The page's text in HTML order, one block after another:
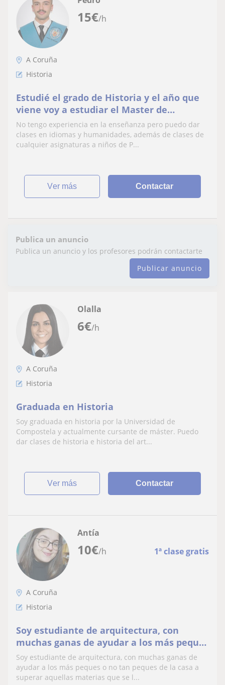
15€/h
A Coruña
Historia
Estudié el grado de Historia y el año que
viene voy a estudiar el Master de
profesorado de humanidades. También se
inglés.
No tengo experiencia en la enseñanza pero puedo dar
clases en idiomas y humanidades, además de clases de
cualquier asignaturas a niños de P...
ver más Contactar
Publica un anuncio
Publica un anuncio y los profesores podrán contactarte
Publicar anuncio
6€/h
Olalla
A Coruña
Historia
Graduada en Historia
Soy graduada en historia por la Universidad de
Compostela y actualmente cursante de máster. Puedo
dar clases de historia e historia del art...
ver más Contactar
10€/h 1ª clase gratis
Antía
A Coruña
Historia
Soy estudiante de arquitectura, con
muchas ganas de ayudar a los más peques
o no tan peques de la casa a superar
aquellas materias que se le atascan.
Primaria y Eso -historia, coñecemento,
Soy estudiante de arquitectura, con muchas ganas de
ayudar a los más peques o no tan peques de la casa a
superar aquellas materias que se l...